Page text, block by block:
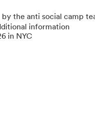
the anti social camp
information
in NYC